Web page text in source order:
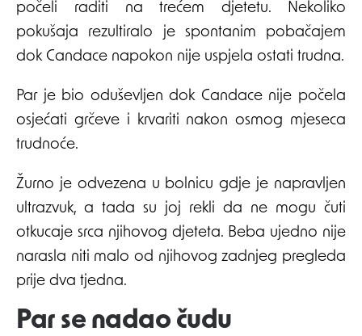
počeli raditi na trećem djetetu. Nekoliko
pokušaja rezultiralo je spontanim pobačajem
dok Candace napokon nije uspjela ostati trudna.
Par je bio oduševljen dok Candace nije počela
osjećati grčeve i krvariti nakon osmog mjeseca
trudnoće.
Žurno je odvezena u bolnicu gdje je napravljen
ultrazvuk, a tada su joj rekli da ne mogu čuti
otkucaje srca njihovog djeteta. Beba ujedno nije
narasla niti malo od njihovog zadnjeg pregleda
prije dva tjedna.
Par se nadao čudu